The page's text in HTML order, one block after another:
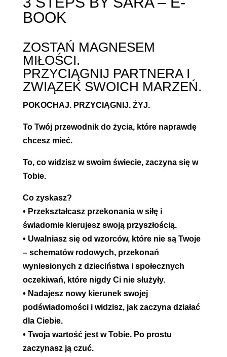
BOOK
ZOSTAŃ MAGNESEM
MIŁOŚCI.
PRZYCIĄGNIJ PARTNERA I
ZWIĄZEK SWOICH MARZEŃ.
POKOCHAJ. PRZYCIĄGNIJ. ŻYJ.
To Twój przewodnik do życia, które naprawdę
chcesz mieć.
To, co widzisz w swoim świecie, zaczyna się w
Tobie.
Co zyskasz?
• Przekształcasz przekonania w siłę i
świadomie kierujesz swoją przyszłością.
• Uwalniasz się od wzorców, które nie są Twoje
– schematów rodowych, przekonań
wyniesionych z dzieciństwa i społecznych
oczekiwań, które nigdy Ci nie służyły.
• Nadajesz nowy kierunek swojej
podświadomości i widzisz, jak zaczyna działać
dla Ciebie.
• Twoja wartość jest w Tobie. Po prostu
zaczynasz ją czuć.